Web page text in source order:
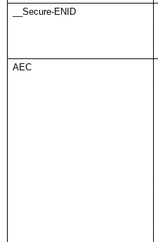
__Secure-ENID
AEC